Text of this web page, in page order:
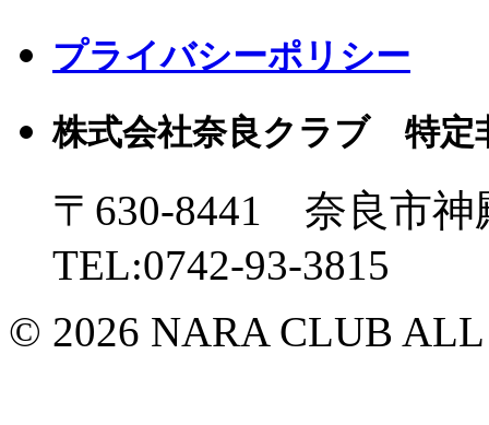
プライバシーポリシー
株式会社奈良クラブ 特定
〒630-8441 奈良市
TEL:0742-93-3815
© 2026 NARA CLUB ALL